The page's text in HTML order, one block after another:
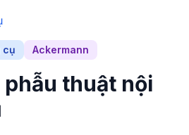
cụ Ackermann
phẫu thuật nội